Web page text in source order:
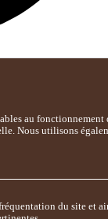
au fonctionnement
Nous utilisons
du site et